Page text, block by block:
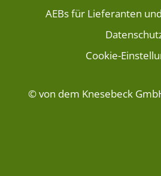
AEBs für Lieferanten
Cookie-
© von dem Knesebeck